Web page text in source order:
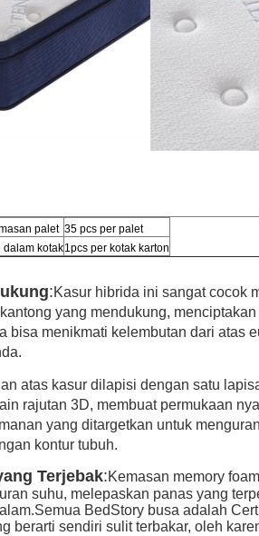
palet 35 pcs per palet
dalam kotak1pcs per kotak karton
:Kasur hibrida ini sangat cocok
yang mendukung,
bisa menikmati kelembutan dari atas
atas kasur dilapisi dengan satu
rajutan 3D, membuat permukaan
yang ditargetkan untuk
kontur tubuh.
Terjebak:Kemasan memory
suhu, melepaskan panas yang
BedStory busa adalah
berarti sendiri sulit terbakar, oleh